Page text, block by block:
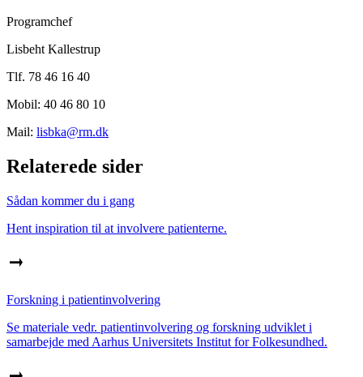
Programchef
Lisbeht Kallestrup
Tlf. 78 46 16 40
Mobil: 40 46 80 10
Mail: lisbka@rm.dk
Relaterede sider
Sådan kommer du i gang
Hent inspiration til at involvere patienterne.
Forskning i patientinvolvering
Se materiale vedr. patientinvolvering og forskning udviklet i
samarbejde med Aarhus Universitets Institut for Folkesundhed.